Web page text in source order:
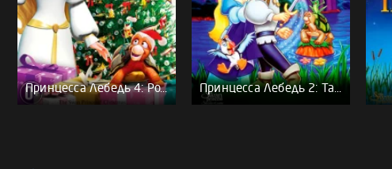
Принцесса Лебедь 4: Рождество Принцесса Лебедь 2: Тайна замка